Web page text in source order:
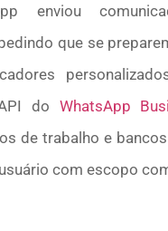
enviou
que se
do WhatsApp
de trabalho e
com escopo